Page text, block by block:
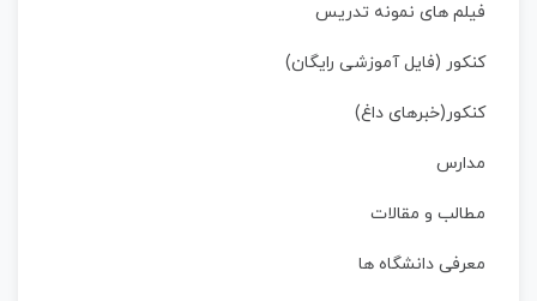
فیلم های نمونه تدریس
کنکور (فایل آموزشی رایگان)
کنکور(خبرهای داغ)
مدارس
مطالب و مقالات
معرفی دانشگاه ها